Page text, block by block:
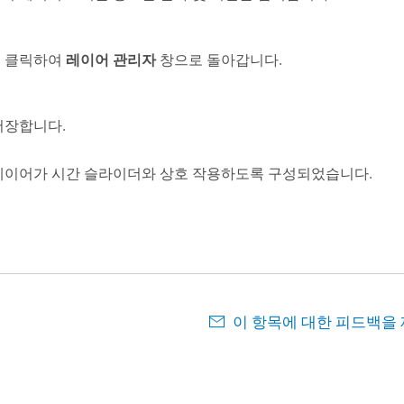
클릭하여 레이어 관리자창으로 돌아갑니다.
장합니다.
이어가 시간 슬라이더와 상호 작용하도록 구성되었습니다.
이 항목에 대한 피드백을